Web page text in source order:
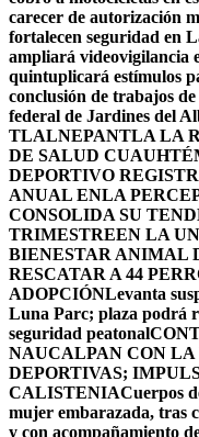
carecer de autorización
fortalecen seguridad en
ampliará videovigilancia
quintuplicará estímulos
conclusión de trabajos
federal de Jardines del
TLALNEPANTLA LA
DE SALUD
DEPORTIVO
ANUAL ENLA
CONSOLIDA SU
TRIMESTREEN LA
BIENESTAR ANIMAL
RESCATAR A 44
ADOPCIÓNLevanta
Luna Parc; plaza podrá
seguridad peatonal
NAUCALPAN CON
DEPORTIVAS;
CALISTENIACuerpos
mujer embarazada, tras
y con acompañamiento